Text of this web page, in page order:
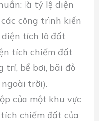
là tỷ lệ diện
công trình kiến
tích lô đất
tích chiếm đất
trí, bể bơi, bãi đỗ
trời).
của một khu vực
chiếm đất của